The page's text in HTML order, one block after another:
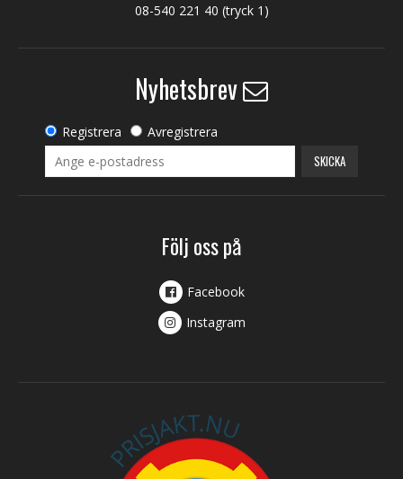
08-540 221 40 (tryck 1)
Nyhetsbrev
Registrera Avregistrera
SKICKA
Följ oss på
Facebook
Instagram